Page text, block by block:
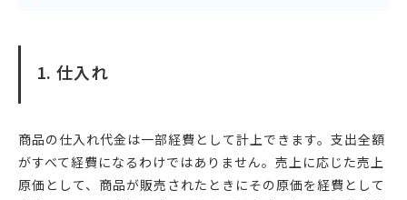
1. 仕入れ
商品の仕入れ代金は一部経費として計上できます。支出全額
がすべて経費になるわけではありません。売上に応じた売上
原価として、商品が販売されたときにその原価を経費として